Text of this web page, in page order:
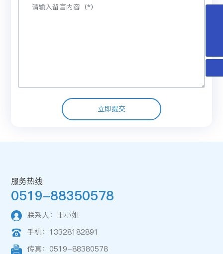
立即提交
服务热线
0519-88350578
联系人：王小姐
手机：13328182891
传真：0519-88380578